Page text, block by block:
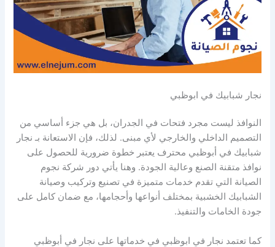
نجار شبابيك في ابوظبي
النوافذ ليست مجرد فتحات في الجدران، بل هي جزء أساسي من
التصميم الداخلي والخارجي لأي مبنى. لذلك، فإن الاستعانة بـ نجار
شبابيك في أبوظبي محترف يعتبر خطوة ضرورية للحصول على
نوافذ متقنة الصنع وعالية الجودة. وهنا يأتي دور شركة نجوم
الصيانة التي تقدم خدمات متميزة في تصنيع وتركيب وصيانة
الشبابيك الخشبية بمختلف أنواعها وأحجامها، مع ضمان كامل على
جودة الخامات والتنفيذ.
كما تعتمد نجار في ابوظبي في خدماتها على نجار في أبوظبي